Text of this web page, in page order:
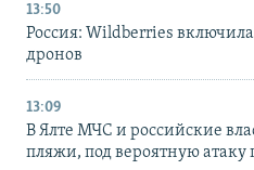
13:50
Россия: Wildberries
дронов
13:09
В Ялте МЧС и российские
пляжи, под вероятную атаку